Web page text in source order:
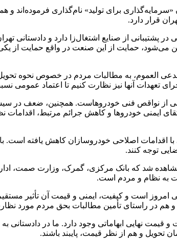
برای تولید» نام‌گذاری فرموده‌اند و
قرار دارد.
پشتیبانی از صنایع اشتغال‌زا دارد و دادستانی
حمایت از این صنعت در واقع حمایت از
العموم، به مطالبات مردم در خصوص نحوه
تعهدات آنها نیز نظارت کنیم تا اعتماد عمومی
از نواقص فنی خودروهاست. همچنین، ضعف در
خودروها و کاهش جرائم مرتبط، اقدامات
اصلاحی خودروسازان کاهش یافته است.
توجه کنند.
شد که بانک مرکزی، گمرک، وزارت صمت، اداره
به نظام و مردم است.
است و کیفیت، ایمنی و قیمت آن تأثیر
در راستای تأمین مطالبات بحق مردم مورد
و قیمت نهایی ابهاماتی وجود دارد. ما در
تحویل و هم از نظر قیمت، پایبند باشند.